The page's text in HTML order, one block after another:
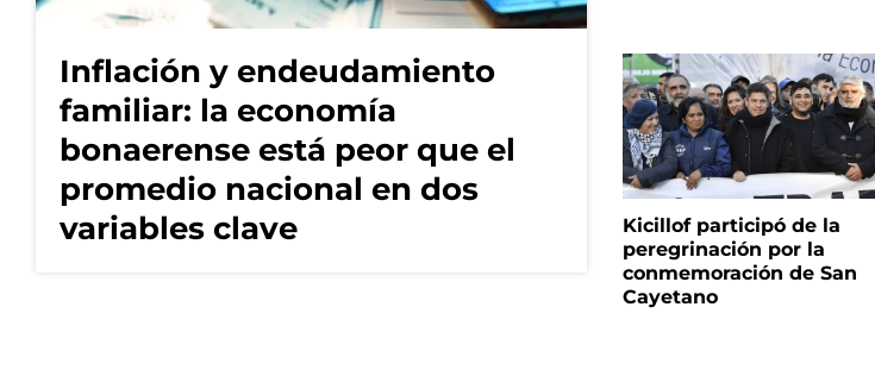
Inflación y endeudamiento
familiar: la economía
bonaerense está peor que el
promedio nacional en dos
variables clave
Kicillof participó de la
peregrinación por la
conmemoración de San
Cayetano